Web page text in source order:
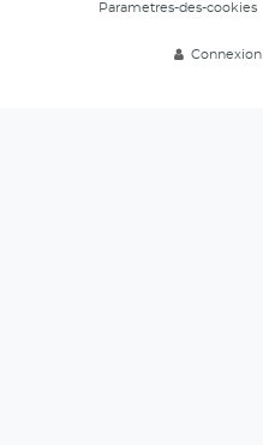
Parametres-des-cookies
Connexion